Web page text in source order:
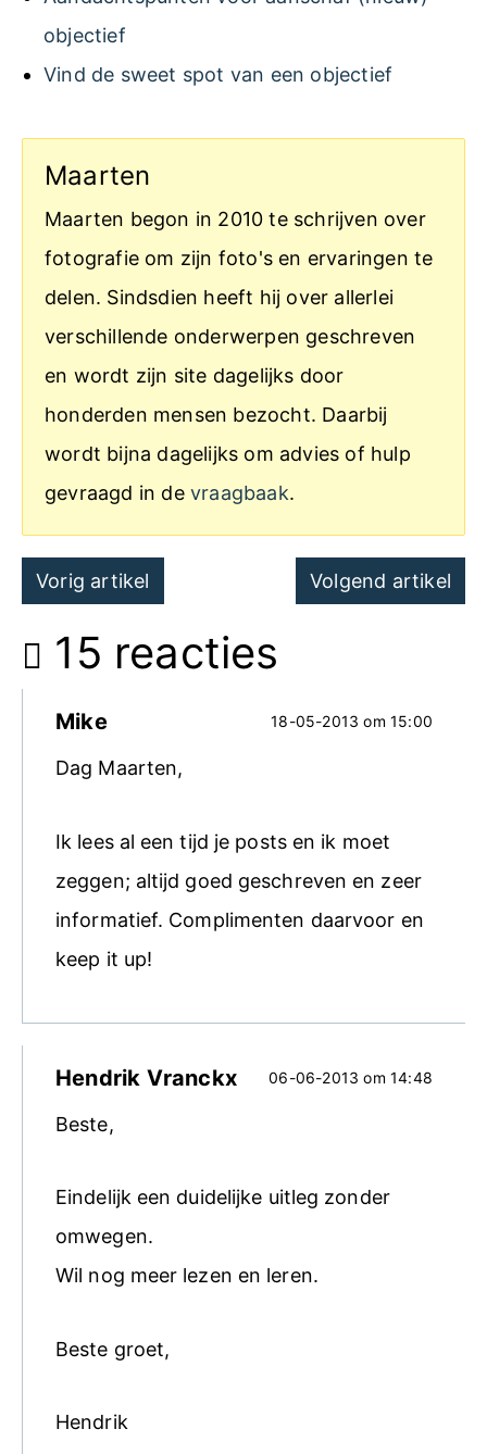
objectief
Vind de sweet spot van een objectief
Maarten
Maarten begon in 2010 te schrijven over
fotografie om zijn foto's en ervaringen te
delen. Sindsdien heeft hij over allerlei
verschillende onderwerpen geschreven
en wordt zijn site dagelijks door
honderden mensen bezocht. Daarbij
wordt bijna dagelijks om advies of hulp
gevraagd in de vraagbaak.
Post
navigation
Vorig artikel Volgend artikel
15 reacties
Mike 18-05-2013 om 15:00
Dag Maarten,
Ik lees al een tijd je posts en ik moet
zeggen; altijd goed geschreven en zeer
informatief. Complimenten daarvoor en
keep it up!
Hendrik Vranckx 06-06-2013 om 14:48
Beste,
Eindelijk een duidelijke uitleg zonder
omwegen.
Wil nog meer lezen en leren.
Beste groet,
Hendrik